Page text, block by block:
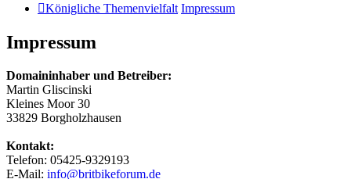
Königliche Themenvielfalt Impressum
Impressum
Domaininhaber und Betreiber:
Martin Gliscinski
Kleines Moor 30
33829 Borgholzhausen
Kontakt:
Telefon: 05425-9329193
E-Mail: info@britbikeforum.de